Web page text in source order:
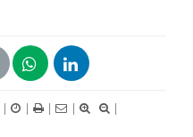
| | | |
|